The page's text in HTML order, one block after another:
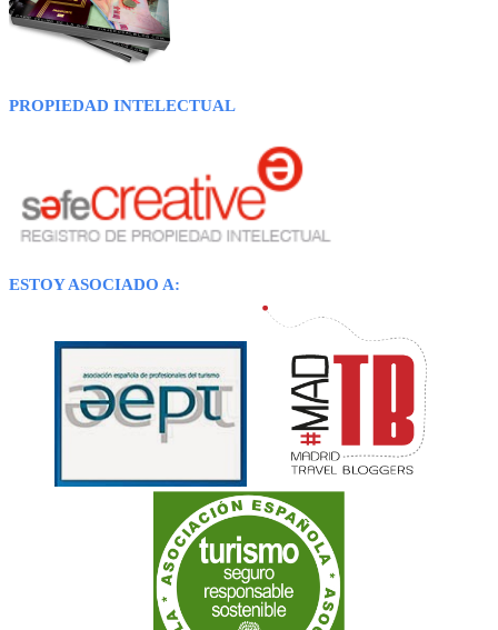
PROPIEDAD INTELECTUAL
ESTOY ASOCIADO A: